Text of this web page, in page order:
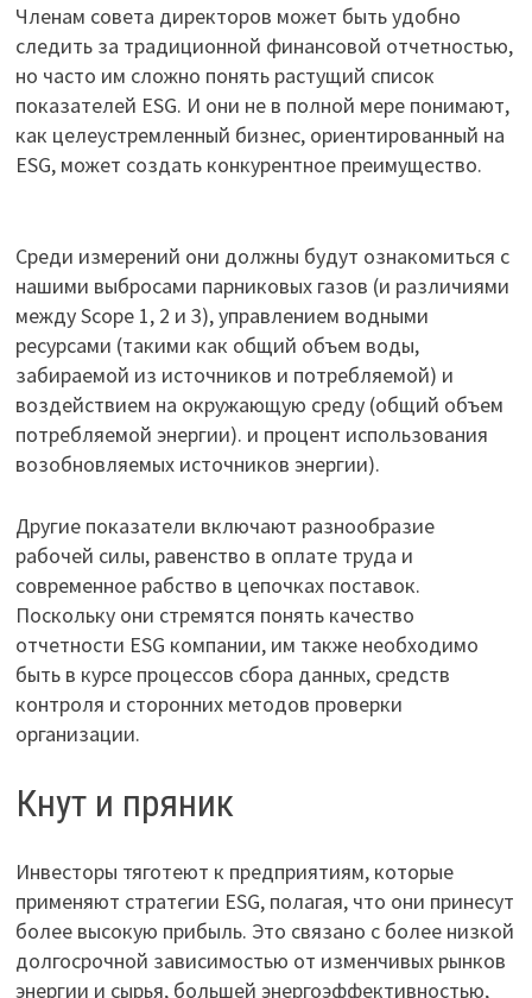
Членам совета директоров может быть удобно
следить за традиционной финансовой отчетностью,
но часто им сложно понять растущий список
показателей ESG. И они не в полной мере понимают,
как целеустремленный бизнес, ориентированный на
ESG, может создать конкурентное преимущество.
Среди измерений они должны будут ознакомиться с
нашими выбросами парниковых газов (и различиями
между Scope 1, 2 и 3), управлением водными
ресурсами (такими как общий объем воды,
забираемой из источников и потребляемой) и
воздействием на окружающую среду (общий объем
потребляемой энергии). и процент использования
возобновляемых источников энергии).
Другие показатели включают разнообразие
рабочей силы, равенство в оплате труда и
современное рабство в цепочках поставок.
Поскольку они стремятся понять качество
отчетности ESG компании, им также необходимо
быть в курсе процессов сбора данных, средств
контроля и сторонних методов проверки
организации.
Кнут и пряник
Инвесторы тяготеют к предприятиям, которые
применяют стратегии ESG, полагая, что они принесут
более высокую прибыль. Это связано с более низкой
долгосрочной зависимостью от изменчивых рынков
энергии и сырья, большей энергоэффективностью,